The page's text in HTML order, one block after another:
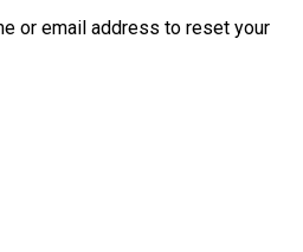
or email address to reset your